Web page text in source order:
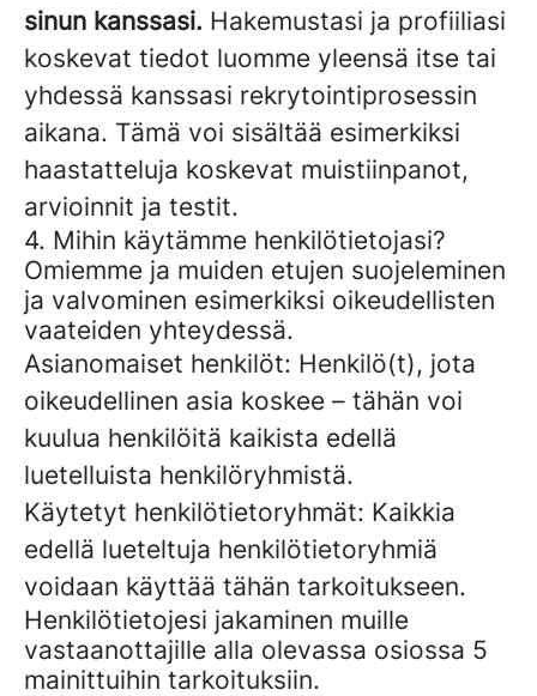
sinun kanssasi. Hakemustasi ja profiiliasi
koskevat tiedot luomme yleensä itse tai
yhdessä kanssasi rekrytointiprosessin
aikana. Tämä voi sisältää esimerkiksi
haastatteluja koskevat muistiinpanot,
arvioinnit ja testit.
4. Mihin käytämme henkilötietojasi?
Omiemme ja muiden etujen suojeleminen
ja valvominen esimerkiksi oikeudellisten
vaateiden yhteydessä.
Asianomaiset henkilöt: Henkilö(t), jota
oikeudellinen asia koskee – tähän voi
kuulua henkilöitä kaikista edellä
luetelluista henkilöryhmistä.
Käytetyt henkilötietoryhmät: Kaikkia
edellä lueteltuja henkilötietoryhmiä
voidaan käyttää tähän tarkoitukseen.
Henkilötietojesi jakaminen muille
vastaanottajille alla olevassa osiossa 5
mainittuihin tarkoituksiin.